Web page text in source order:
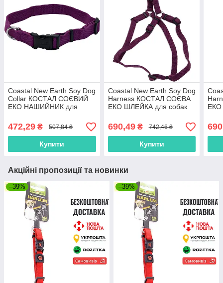
Coastal New Earth Soy Dog
Collar КОСТАЛ СОЄВИЙ
ЕКО НАШИЙНИК для
Фіолетовий
472,29 ₴ 507,84 ₴
Купити
Coastal New Earth Soy Dog
Harness КОСТАЛ СОЄВА
ЕКО ШЛЕЙКА для собак
690,49₴ 742,46 ₴
Купити
ЕКО
Акційні пропозиції та новинки
–39% –39%